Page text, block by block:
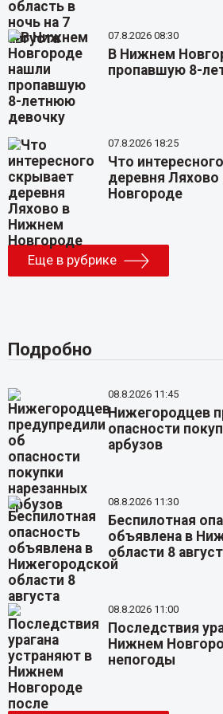
07.8.2026 08:30
В Нижнем
пропавшую 8-
07.8.2026 18:25
Что
деревня
Новгороде
Еще в рубрике
Подробно
08.8.2026 11:45
Нижегородцев
опасности
арбузов
08.8.2026 11:30
Беспилотная
объявлена в
области 8
08.8.2026 11:00
Последствия
Нижнем
непогоды